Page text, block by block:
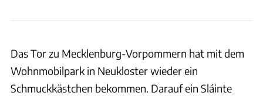
Das Tor zu Mecklenburg-Vorpommern hat mit dem
Wohnmobilpark in Neukloster wieder ein
Schmuckkästchen bekommen. Darauf ein Sláinte